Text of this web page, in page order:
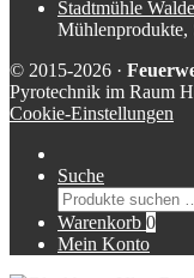
Stadtmühle
Mühlenprodukte,
© 2015-2026 ·
Pyrotechnik im Raum
Cookie-Einstellungen
Suche
Suche
nach:
Warenkorb 0
Mein Konto